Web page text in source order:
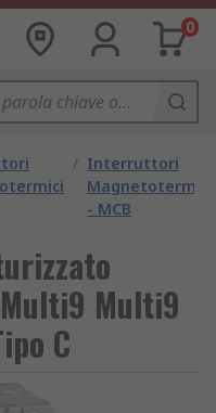
0
/ Interruttori
Magnetotermici
- MCB
Multi9
C